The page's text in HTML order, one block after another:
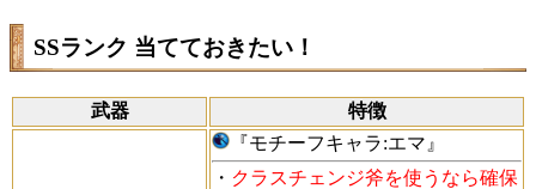
SSランク 当てておきたい！
武器 特徴
『モチーフキャラ:エマ』
・ クラスチェンジ斧を使うなら確保